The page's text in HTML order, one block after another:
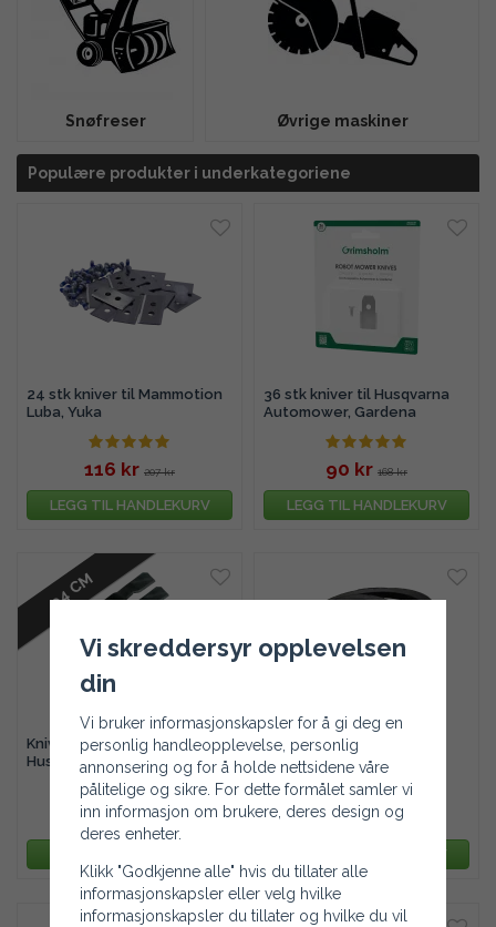
Snøfreser Øvrige maskiner
Populære produkter i underkategoriene
24 stk kniver til Mammotion
Luba, Yuka
116 kr 207 kr
LEGG TIL HANDLEKURV
36 stk kniver til Husqvarna
Automower, Gardena
90 kr 168 kr
LEGG TIL HANDLEKURV
94 CM
Kniv & drivreimspakke til
Husqvarna Rider 213C,
214TC mfl.
1 559 kr 2 339 kr
Drivreim Husqvarna Rider
13C5, 213C, 215TX mfl.
350 kr 513 kr
LEGG TIL HANDLEKURV
Vi skreddersyr opplevelsen
din
Vi bruker informasjonskapsler for å gi deg en
personlig handleopplevelse, personlig
annonsering og for å holde nettsidene våre
pålitelige og sikre. For dette formålet samler vi
inn informasjon om brukere, deres design og
deres enheter.
Klikk "Godkjenne alle" hvis du tillater alle
informasjonskapsler eller velg hvilke
informasjonskapsler du tillater og hvilke du vil